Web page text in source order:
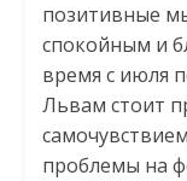
позитивные
спокойным и
время с июля
Львам стоит
проблемы на